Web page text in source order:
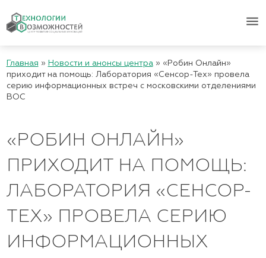
menu
Главная » Новости и анонсы центра» «Робин Онлайн»
приходит на помощь: Лаборатория «Сенсор-Тех» провела
серию информационных встреч с московскими отделениями
ВОС
«РОБИН ОНЛАЙН»
ПРИХОДИТ НА ПОМОЩЬ:
ЛАБОРАТОРИЯ «СЕНСОР-
ТЕХ» ПРОВЕЛА СЕРИЮ
ИНФОРМАЦИОННЫХ